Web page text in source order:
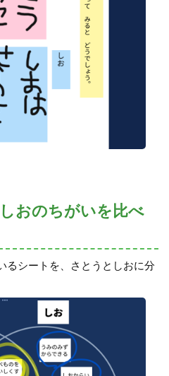
おのちがいを比べ
るシートを、さとうとしおに分